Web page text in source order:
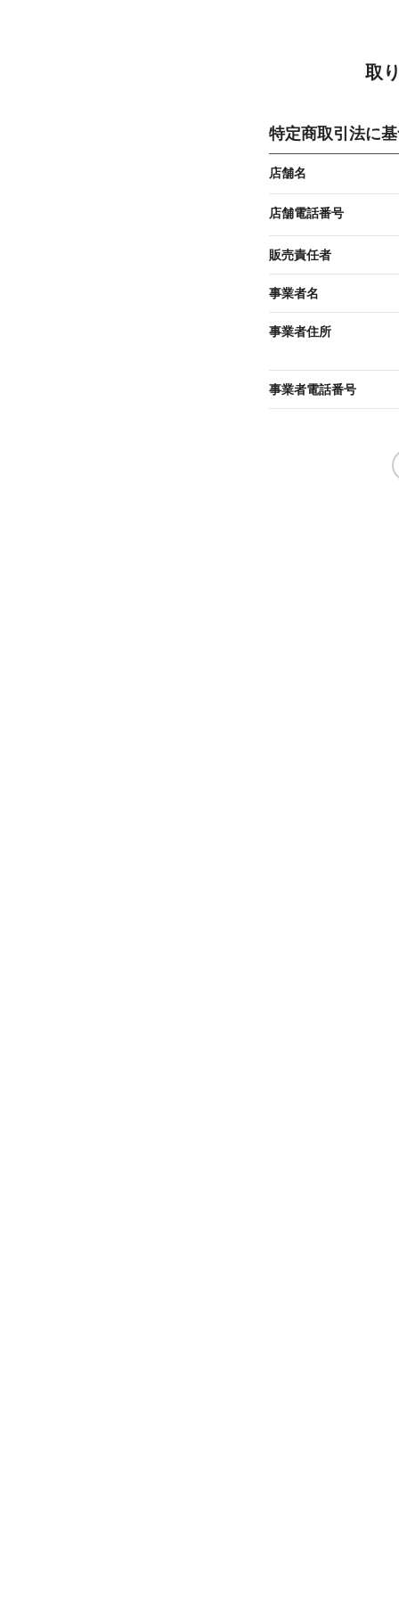
取
特定商取引法に
店舗名
店舗電話番号
販売責任者
事業者名
事業者住所
事業者電話番号